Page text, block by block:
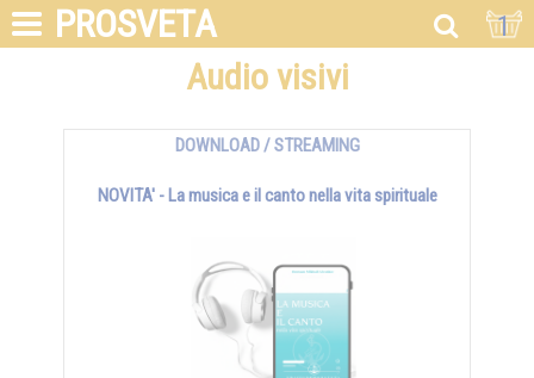
PROSVETA 1
Audio visivi
DOWNLOAD / STREAMING
NOVITA' - La musica e il canto nella vita spirituale